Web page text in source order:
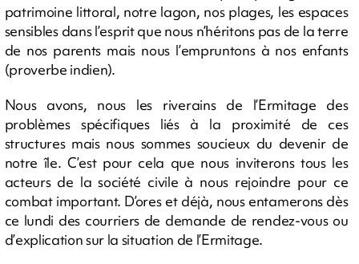
patrimoine littoral, notre lagon, nos plages, les espaces
sensibles dans l’esprit que nous n’héritons pas de la terre
de nos parents mais nous l’empruntons à nos enfants
(proverbe indien).
Nous avons, nous les riverains de l’Ermitage des
problèmes spécifiques liés à la proximité de ces
structures mais nous sommes soucieux du devenir de
notre île. C’est pour cela que nous inviterons tous les
acteurs de la société civile à nous rejoindre pour ce
combat important. D’ores et déjà, nous entamerons dès
ce lundi des courriers de demande de rendez-vous ou
d’explication sur la situation de l’Ermitage.